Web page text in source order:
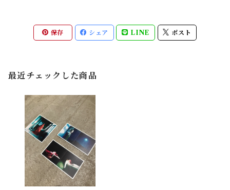
保存 シェア LINE ポスト
最近チェックした商品